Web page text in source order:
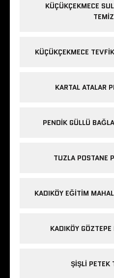
KÜÇÜKÇEKMECE
KÜÇÜKÇEKMECE
KARTAL ATALAR
PENDIK GÜLLÜ
TUZLA POSTANE
KADIKÖY EĞITIM
KADIKÖY
ŞIŞLI PETEK